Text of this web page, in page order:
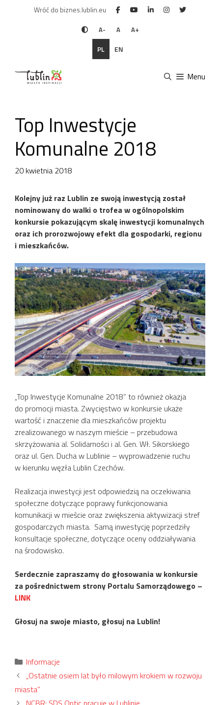
Wróć do biznes.lublin.eu
A- A A+
PL EN
Menu
Top Inwestycje
Komunalne 2018
20 kwietnia 2018
Kolejny już raz Lublin ze swoją inwestycją został
nominowany do walki o trofea w ogólnopolskim
konkursie pokazującym skalę inwestycji komunalnych
oraz ich prorozwojowy efekt dla gospodarki, regionu
i mieszkańców.
„Top Inwestycje Komunalne 2018” to również okazja
do promocji miasta. Zwycięstwo w konkursie ukaże
wartość i znaczenie dla mieszkańców projektu
zrealizowanego w naszym mieście – przebudowa
skrzyżowania al. Solidarności i al. Gen. Wł. Sikorskiego
oraz ul. Gen. Ducha w Lublinie – wyprowadzenie ruchu
w kierunku węzła Lublin Czechów.
Realizacja inwestycji jest odpowiedzią na oczekiwania
społeczne dotyczące poprawy funkcjonowania
komunikacji w mieście oraz zwiększenia aktywizacji stref
gospodarczych miasta. Samą inwestycję poprzedziły
konsultacje społeczne, dotyczące oceny oddziaływania
na środowisko.
Serdecznie zapraszamy do głosowania w konkursie
za pośrednictwem strony Portalu Samorządowego –
LINK
Głosuj na swoje miasto, głosuj na Lublin!
Kategorie
Informacje
„Ostatnie osiem lat było milowym krokiem w rozwoju
miasta”